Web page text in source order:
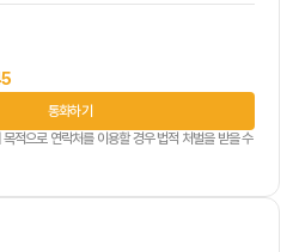
통화하기
적으로 연락처를 이용할 경우 법적 처벌을 받을 수